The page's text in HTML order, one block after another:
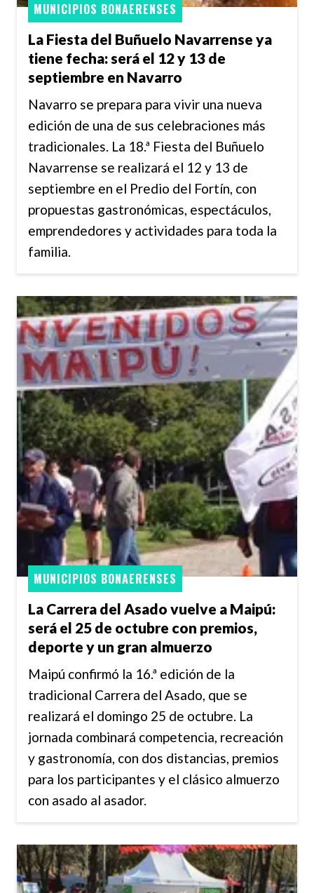
La Fiesta del Buñuelo Navarrense ya
tiene fecha: será el 12 y 13 de
septiembre en Navarro
MUNICIPIOS BONAERENSES
Navarro se prepara para vivir una nueva
edición de una de sus celebraciones más
tradicionales. La 18.ª Fiesta del Buñuelo
Navarrense se realizará el 12 y 13 de
septiembre en el Predio del Fortín, con
propuestas gastronómicas, espectáculos,
emprendedores y actividades para toda la
familia.
La Carrera del Asado vuelve a Maipú:
será el 25 de octubre con premios,
deporte y un gran almuerzo
MUNICIPIOS BONAERENSES
Maipú confirmó la 16.ª edición de la
tradicional Carrera del Asado, que se
realizará el domingo 25 de octubre. La
jornada combinará competencia, recreación
y gastronomía, con dos distancias, premios
para los participantes y el clásico almuerzo
con asado al asador.